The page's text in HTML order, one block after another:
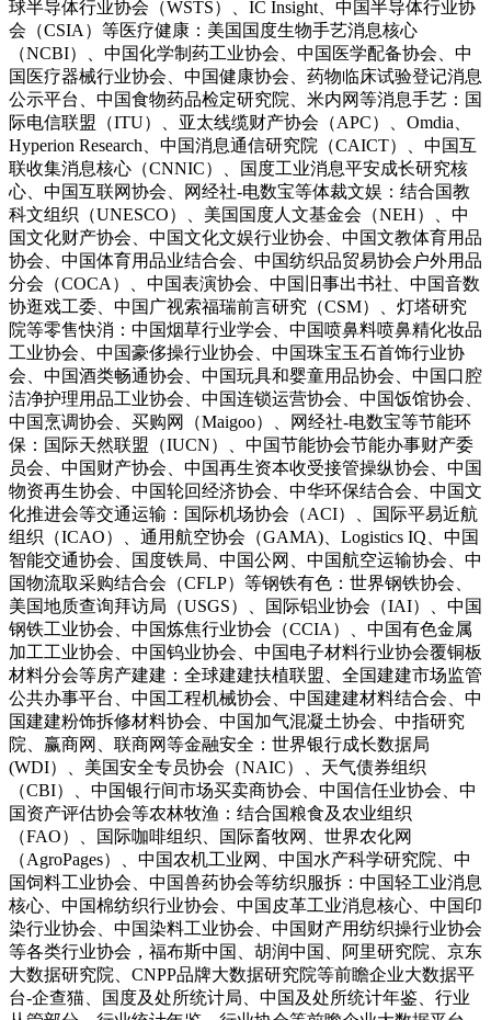
球半导体行业协会（WSTS）、IC Insight、中国半导体行业协
会（CSIA）等医疗健康：美国国度生物手艺消息核心
（NCBI）、中国化学制药工业协会、中国医学配备协会、中
国医疗器械行业协会、中国健康协会、药物临床试验登记消息
公示平台、中国食物药品检定研究院、米内网等消息手艺：国
际电信联盟（ITU）、亚太线缆财产协会（APC）、Omdia、
Hyperion Research、中国消息通信研究院（CAICT）、中国互
联收集消息核心（CNNIC）、国度工业消息平安成长研究核
心、中国互联网协会、网经社-电数宝等体裁文娱：结合国教
科文组织（UNESCO）、美国国度人文基金会（NEH）、中
国文化财产协会、中国文化文娱行业协会、中国文教体育用品
协会、中国体育用品业结合会、中国纺织品贸易协会户外用品
分会（COCA）、中国表演协会、中国旧事出书社、中国音数
协逛戏工委、中国广视索福瑞前言研究（CSM）、灯塔研究
院等零售快消：中国烟草行业学会、中国喷鼻料喷鼻精化妆品
工业协会、中国豪侈操行业协会、中国珠宝玉石首饰行业协
会、中国酒类畅通协会、中国玩具和婴童用品协会、中国口腔
洁净护理用品工业协会、中国连锁运营协会、中国饭馆协会、
中国烹调协会、买购网（Maigoo）、网经社-电数宝等节能环
保：国际天然联盟（IUCN）、中国节能协会节能办事财产委
员会、中国财产协会、中国再生资本收受接管操纵协会、中国
物资再生协会、中国轮回经济协会、中华环保结合会、中国文
化推进会等交通运输：国际机场协会（ACI）、国际平易近航
组织（ICAO）、通用航空协会（GAMA)、Logistics IQ、中国
智能交通协会、国度铁局、中国公网、中国航空运输协会、中
国物流取采购结合会（CFLP）等钢铁有色：世界钢铁协会、
美国地质查询拜访局（USGS）、国际铝业协会（IAI）、中国
钢铁工业协会、中国炼焦行业协会（CCIA）、中国有色金属
加工工业协会、中国钨业协会、中国电子材料行业协会覆铜板
材料分会等房产建建：全球建建扶植联盟、全国建建市场监管
公共办事平台、中国工程机械协会、中国建建材料结合会、中
国建建粉饰拆修材料协会、中国加气混凝土协会、中指研究
院、赢商网、联商网等金融安全：世界银行成长数据局
(WDI）、美国安全专员协会（NAIC）、天气债券组织
（CBI）、中国银行间市场买卖商协会、中国信任业协会、中
国资产评估协会等农林牧渔：结合国粮食及农业组织
（FAO）、国际咖啡组织、国际畜牧网、世界农化网
（AgroPages）、中国农机工业网、中国水产科学研究院、中
国饲料工业协会、中国兽药协会等纺织服拆：中国轻工业消息
核心、中国棉纺织行业协会、中国皮革工业消息核心、中国印
染行业协会、中国染料工业协会、中国财产用纺织操行业协会
等各类行业协会，福布斯中国、胡润中国、阿里研究院、京东
大数据研究院、CNPP品牌大数据研究院等前瞻企业大数据平
台-企查猫、国度及处所统计局、中国及处所统计年鉴、行业